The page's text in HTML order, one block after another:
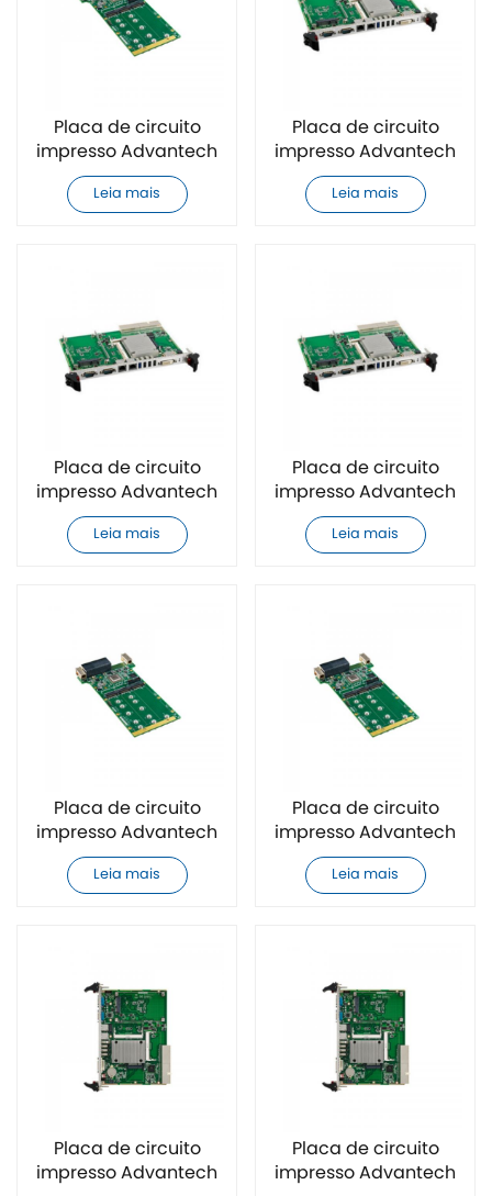
Placa de circuito
impresso Advantech
MIC-6131A000E-ES
CPCI original e nova
Leia mais
Placa de circuito
impresso Advantech
RIO-3316-D1E CPCI
original e nova
Leia mais
Placa de circuito
impresso Advantech
RIO-3316-C1E CPCI
original e nova
Leia mais
Placa de circuito
impresso Advantech
MIC-3927CE CPCI
original e nova
Leia mais
Placa de circuito
impresso Advantech
MIC-3332C1-S1E CPCI
original e nova
Leia mais
Placa de circuito
impresso Advantech
MIC6315H1A4E-ES CPCI
original e nova
Leia mais
Placa de circuito
impresso Advantech
Placa de circuito
impresso Advantech